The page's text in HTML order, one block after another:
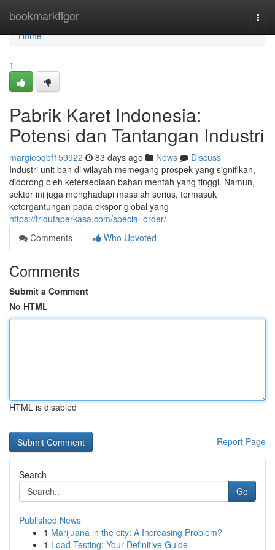
bookmarktiger
Home
Home
1
Pabrik Karet Indonesia:
Potensi dan Tantangan Industri
margieoqbf159922 83 days ago News
Discuss
Industri unit ban di wilayah memegang prospek yang signifikan,
didorong oleh ketersediaan bahan mentah yang tinggi. Namun,
sektor ini juga menghadapi masalah serius, termasuk
ketergantungan pada ekspor global yang
https://tridutaperkasa.com/special-order/
Comments
Who Upvoted
Comments
Submit a Comment
No HTML
HTML is disabled
Report Page
Search
Go
Published News
1 Marijuana in the city: A Increasing Problem?
1 Load Testing: Your Definitive Guide